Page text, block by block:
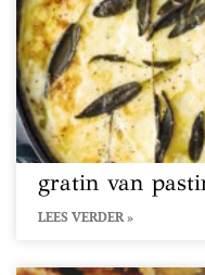
gratin van
LEES VERDER »